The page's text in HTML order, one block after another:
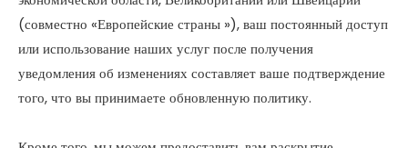
(совместно «Европейские страны »), ваш постоянный доступ
или использование наших услуг после получения
уведомления об изменениях составляет ваше подтверждение
того, что вы принимаете обновленную политику.